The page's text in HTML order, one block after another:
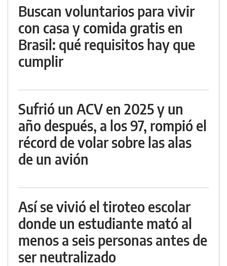
Buscan voluntarios para vivir
con casa y comida gratis en
Brasil: qué requisitos hay que
cumplir
Sufrió un ACV en 2025 y un
año después, a los 97, rompió el
récord de volar sobre las alas
de un avión
Así se vivió el tiroteo escolar
donde un estudiante mató al
menos a seis personas antes de
ser neutralizado